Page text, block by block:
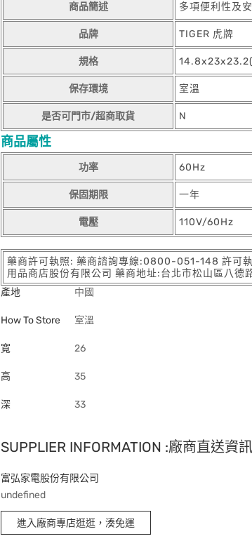
商品簡述 多項便利性及
品牌 TIGER 虎牌
規格
保存環境 室溫
是否可門市/超商取貨 N
商品屬性
功率 60Hz
保固期限 一年
電壓 110V/60Hz
藥商許可執照: 藥商諮詢專線:0800-051-148 許可
用品商店股份有限公司 藥商地址:台北市松山區八
產地
中國
How To Store 室溫
寬 26
高 35
深 33
SUPPLIER INFORMATION :廠商直送資訊
富弘家電股份有限公司
undefined
進入廠商專店逛逛，湊免運